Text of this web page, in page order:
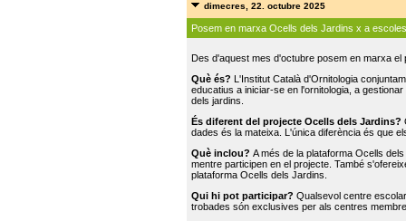
dimecres, 22. octubre 2025
Posem en marxa Ocells dels Jardins x a escoles
Des d'aquest mes d'octubre posem en marxa
Què és? L'Institut Català d'Ornitologia
educatius a iniciar-se en l'ornitologia, a
dels jardins.
És diferent del projecte Ocells dels Jardins?
dades és la mateixa. L'única diferència és que
Què inclou? A més de la plataforma Ocells
mentre participen en el projecte. També
plataforma Ocells dels Jardins.
Qui hi pot participar? Qualsevol centre
trobades són exclusives per als centres